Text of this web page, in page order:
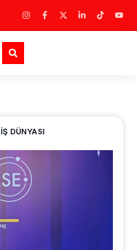
İŞ DÜNYASI